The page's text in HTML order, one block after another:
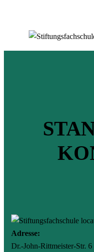
Adresse:
Dr.-John-Rittmeister-Str. 6